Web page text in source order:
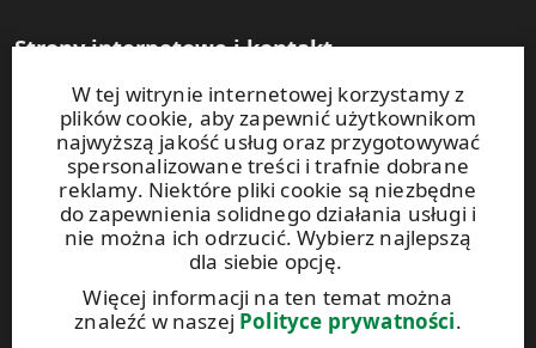
W tej witrynie internetowej korzystamy z
plików cookie, aby zapewnić użytkownikom
najwyższą jakość usług oraz przygotowywać
spersonalizowane treści i trafnie dobrane
reklamy. Niektóre pliki cookie są niezbędne
do zapewnienia solidnego działania usługi i
nie można ich odrzucić. Wybierz najlepszą
dla siebie opcję.
Więcej informacji na ten temat można
znaleźć w naszej Polityce prywatności.
Strony internetowe i kontakt
UPM Raflatac Graphics Solutions
UPM Raflatac Office Products
UPM Raflatac Industrial Removables
Kontakt
Niniejsza witryna jest chroniona za pomocą rozwiązania
reCAPTCHA. Obowiązują
zasady ochrony prywatności
warunki korzystaniaz usług Google.